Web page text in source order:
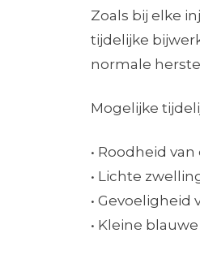
Zoals bij elke
tijdelijke
normale
Mogelijke
• Roodheid
• Lichte
•
• Kleine